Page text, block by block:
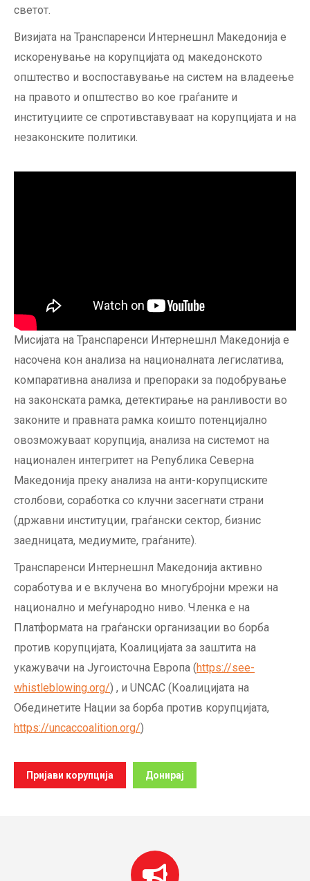
светот.
Визијата на Транспаренси Интернешнл Македонија e
искоренување на корупцијата од македонското
општество и воспоставување на систем на владеење
на правото и општество во кое граѓаните и
институциите се спротивставуваат на корупцијата и на
незаконските политики.
Мисијата на Транспаренси Интернешнл Македонија е
насочена кон aнализа на националната легислатива,
компаративна анализа и препораки за подобрување
на законската рамка, детектирање на ранливости во
законите и правната рамка коишто потенцијално
овозможуваат корупција, анализа на системот на
национален интегритет на Република Северна
Македонија преку анализа на анти-корупциските
столбови, соработка со клучни засегнати страни
(државни институции, граѓански сектор, бизнис
заедницата, медиумите, граѓаните).
Транспаренси Интернешнл Македонија активно
соработува и е вклучена во многубројни мрежи на
национално и меѓународно ниво. Членка е на
Платформата на граѓански организации во борба
против корупцијата, Коалицијата за заштита на
укажувачи на Југоисточна Европа (https://see-
whistleblowing.org/) , и UNCAC (Коалицијата на
Обединетите Нации за борба против корупцијата,
https://uncaccoalition.org/)
Пријави корупција Донирај